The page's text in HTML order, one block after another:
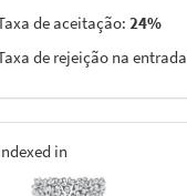
de aceitação: 24%
de rejeição na
in